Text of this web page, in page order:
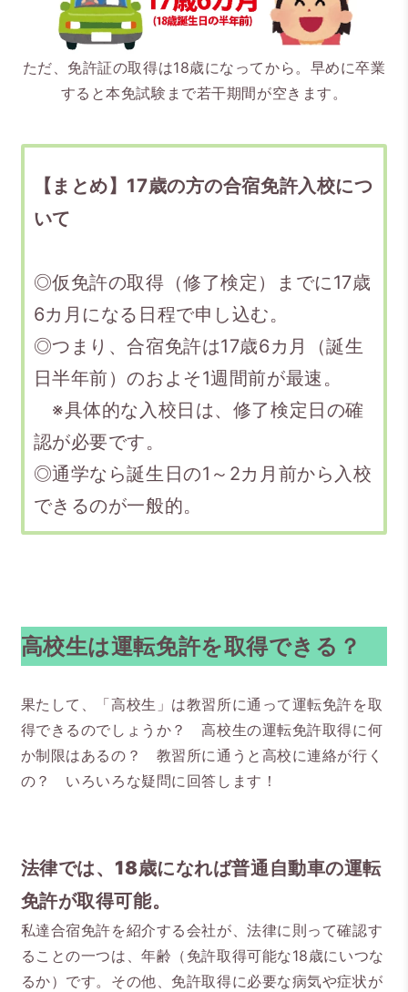
ただ、免許証の取得は18歳になってから。早めに卒業
すると本免試験まで若干期間が空きます。
【まとめ】17歳の方の合宿免許入校につ
いて
◎仮免許の取得（修了検定）までに17歳
6カ月になる日程で申し込む。
◎つまり、合宿免許は17歳6カ月（誕生
日半年前）のおよそ1週間前が最速。
※具体的な入校日は、修了検定日の確
認が必要です。
◎通学なら誕生日の1～2カ月前から入校
できるのが一般的。
高校生は運転免許を取得できる？
果たして、「高校生」は教習所に通って運転免許を取
得できるのでしょうか？ 高校生の運転免許取得に何
か制限はあるの？ 教習所に通うと高校に連絡が行く
の？ いろいろな疑問に回答します！
法律では、 18歳になれば普通自動車の運転
免許が取得可能。
私達合宿免許を紹介する会社が、法律に則って確認す
ることの一つは、年齢（免許取得可能な18歳にいつな
るか）です。その他、免許取得に必要な病気や症状が